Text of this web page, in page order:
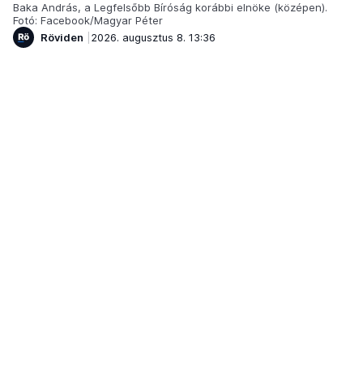
Baka András, a Legfelsőbb Bíróság korábbi elnöke (középen).
Fotó: Facebook/Magyar Péter
Röviden
2026. augusztus 8. 13:36